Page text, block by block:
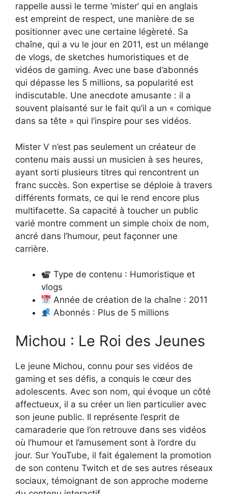
rappelle aussi le terme ‘mister’ qui en anglais
est empreint de respect, une manière de se
positionner avec une certaine légèreté. Sa
chaîne, qui a vu le jour en 2011, est un mélange
de vlogs, de sketches humoristiques et de
vidéos de gaming. Avec une base d’abonnés
qui dépasse les 5 millions, sa popularité est
indiscutable. Une anecdote amusante : il a
souvent plaisanté sur le fait qu’il a un « comique
dans sa tête » qui l’inspire pour ses vidéos.
Mister V n’est pas seulement un créateur de
contenu mais aussi un musicien à ses heures,
ayant sorti plusieurs titres qui rencontrent un
franc succès. Son expertise se déploie à travers
différents formats, ce qui le rend encore plus
multifacette. Sa capacité à toucher un public
varié montre comment un simple choix de nom,
ancré dans l’humour, peut façonner une
carrière.
Type de contenu : Humoristique et
vlogs
Année de création de la chaîne : 2011
Abonnés : Plus de 5 millions
Michou : Le Roi des Jeunes
Le jeune Michou, connu pour ses vidéos de
gaming et ses défis, a conquis le cœur des
adolescents. Avec son nom, qui évoque un côté
affectueux, il a su créer un lien particulier avec
son jeune public. Il représente l’esprit de
camaraderie que l’on retrouve dans ses vidéos
où l’humour et l’amusement sont à l’ordre du
jour. Sur YouTube, il fait également la promotion
de son contenu Twitch et de ses autres réseaux
sociaux, témoignant de son approche moderne